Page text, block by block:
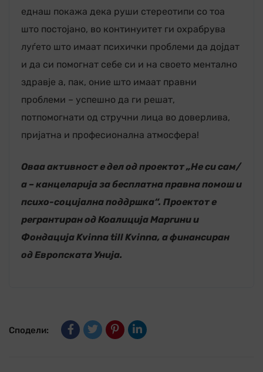
еднаш покажа дека руши стереотипи со тоа
што постојано, во континуитет ги охрабрува
луѓето што имаат психички проблеми да дојдат
и да си помогнат себе си и на своето ментално
здравје а, пак, оние што имаат правни
проблеми – успешно да ги решат,
потпомогнати од стручни лица во доверлива,
пријатна и професионална атмосфера!
Овааактивност едел од проектот „Не си сам/
а – канцеларијаза бесплатна правна помош и
психо-социјална поддршка“. Проектот е
регрантиран од Коалиција Маргини и
Фондација Kvinna till Kvinna, а финансиран
од Европската Унија.
Сподели: